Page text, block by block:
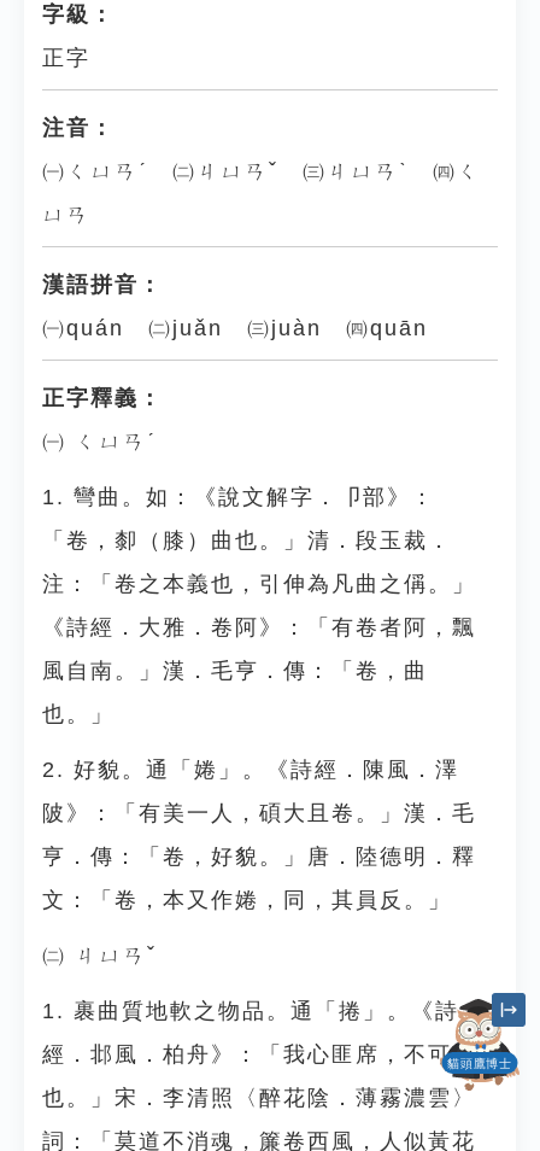
字級：
正字
注音：
㈠ㄑㄩㄢˊ ㈡ㄐㄩㄢˇ ㈢ㄐㄩㄢˋ ㈣ㄑ
ㄩㄢ
漢語拼音：
㈠quán ㈡juǎn ㈢juàn ㈣quān
正字釋義：
㈠ ㄑㄩㄢˊ
1. 彎曲。如：《說文解字．卩部》：
「卷，厀（膝）曲也。」清．段玉裁．
注：「卷之本義也，引伸為凡曲之偁。」
《詩經．大雅．卷阿》：「有卷者阿，飄
風自南。」漢．毛亨．傳：「卷，曲
也。」
2. 好貌。通「婘」。《詩經．陳風．澤
陂》：「有美一人，碩大且卷。」漢．毛
亨．傳：「卷，好貌。」唐．陸德明．釋
文：「卷，本又作婘，同，其員反。」
㈡ ㄐㄩㄢˇ
1. 裹曲質地軟之物品。通「捲」。《詩
經．邶風．柏舟》：「我心匪席，不可卷
也。」宋．李清照〈醉花陰．薄霧濃雲〉
詞：「莫道不消魂，簾卷西風，人似黃花
貓頭鷹博士